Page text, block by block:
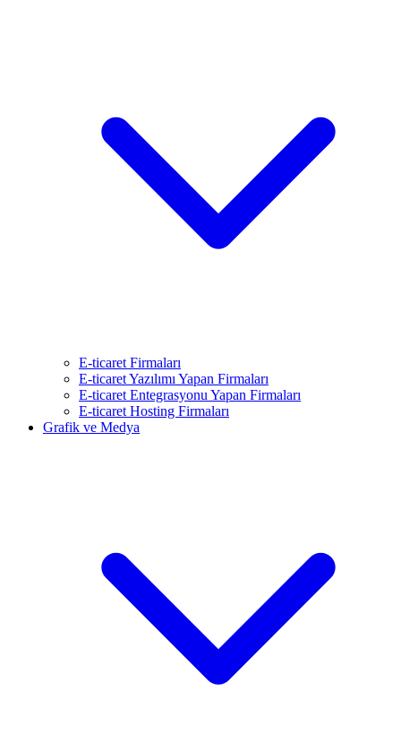
E-ticaret Firmaları
E-ticaret Yazılımı Yapan Firmaları
E-ticaret Entegrasyonu Yapan Firmaları
E-ticaret Hosting Firmaları
Grafik ve Medya